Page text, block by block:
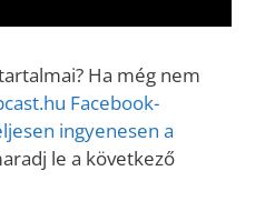
Ha még nem
u Facebook-
ingyenesen a
le a következő